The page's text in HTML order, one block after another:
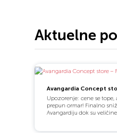
zadovolje potrebe
pronađu sve što bi
sportiste. Naravno, sve
Aktuelne
Avangardia Concept
Upozorenje: cene se tope,
prepun ormar! Finalno
Avangardiju dok su